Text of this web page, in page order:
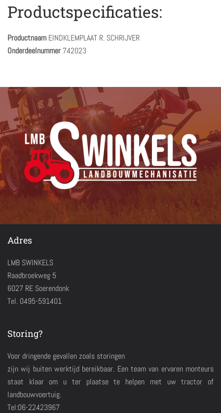
Productspecificaties:
Productnaam EINDKLEMPLAAT R. SCHRIJVER
Onderdeelnummer 742023
Adres
LMB SWINKELS
Raadbroekweg 5
6027 RE Soerendonk
Tel. 0495-591401
Storing?
Voor dringende gevallen zoals storingen
zijn wij buiten werktijd bereikbaar. Een team van ervaren monteurs
staat klaar om u ter plaatse te helpen met uw tractor of
landbouwvoertuig.
Tel:06-22423967